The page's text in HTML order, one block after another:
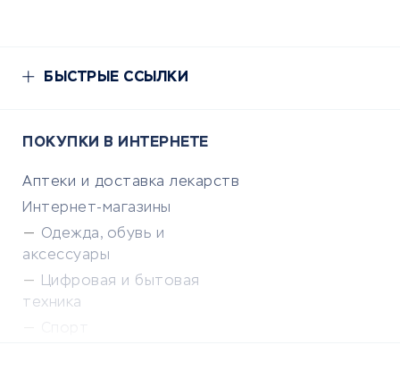
БЫСТРЫЕ ССЫЛКИ
ПОКУПКИ В ИНТЕРНЕТЕ
Аптеки и доставка лекарств
Интернет-магазины
Одежда, обувь и
аксессуары
Цифровая и бытовая
техника